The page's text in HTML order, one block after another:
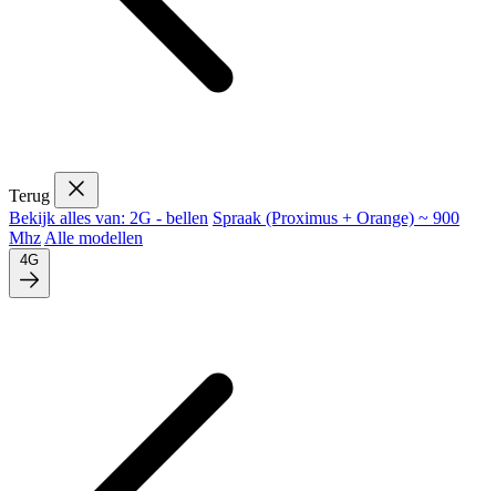
Terug
Bekijk alles van: 2G - bellen Spraak (Proximus + Orange) ~ 900
Mhz Alle modellen
4G